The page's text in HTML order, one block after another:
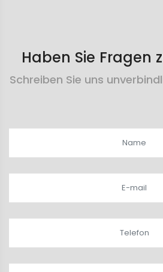
Haben Sie Fragen
Schreiben Sie uns